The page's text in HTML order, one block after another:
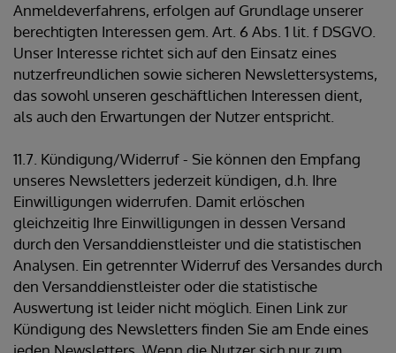
Anmeldeverfahrens, erfolgen auf Grundlage unserer
berechtigten Interessen gem. Art. 6 Abs. 1 lit. f DSGVO.
Unser Interesse richtet sich auf den Einsatz eines
nutzerfreundlichen sowie sicheren Newslettersystems,
das sowohl unseren geschäftlichen Interessen dient,
als auch den Erwartungen der Nutzer entspricht.
11.7. Kündigung/Widerruf - Sie können den Empfang
unseres Newsletters jederzeit kündigen, d.h. Ihre
Einwilligungen widerrufen. Damit erlöschen
gleichzeitig Ihre Einwilligungen in dessen Versand
durch den Versanddienstleister und die statistischen
Analysen. Ein getrennter Widerruf des Versandes durch
den Versanddienstleister oder die statistische
Auswertung ist leider nicht möglich. Einen Link zur
Kündigung des Newsletters finden Sie am Ende eines